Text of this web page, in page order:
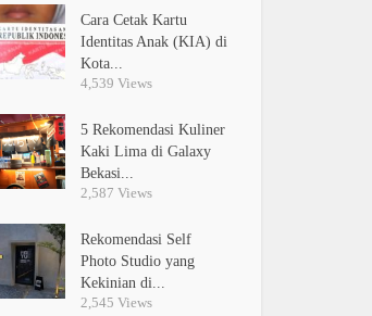
Cara Cetak Kartu
Identitas Anak (KIA) di
Kota...
4,539 Views
5 Rekomendasi Kuliner
Kaki Lima di Galaxy
Bekasi...
2,587 Views
Rekomendasi Self
Photo Studio yang
Kekinian di...
2,545 Views